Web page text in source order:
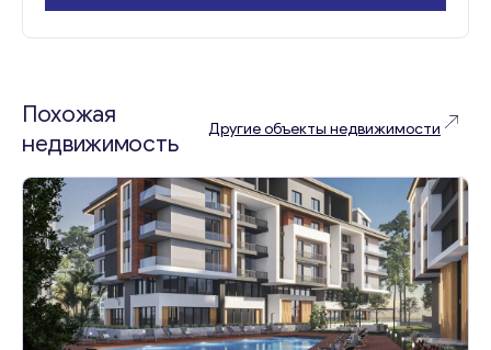
Консультация
Похожая
недвижимость
Другие объекты недвижимости